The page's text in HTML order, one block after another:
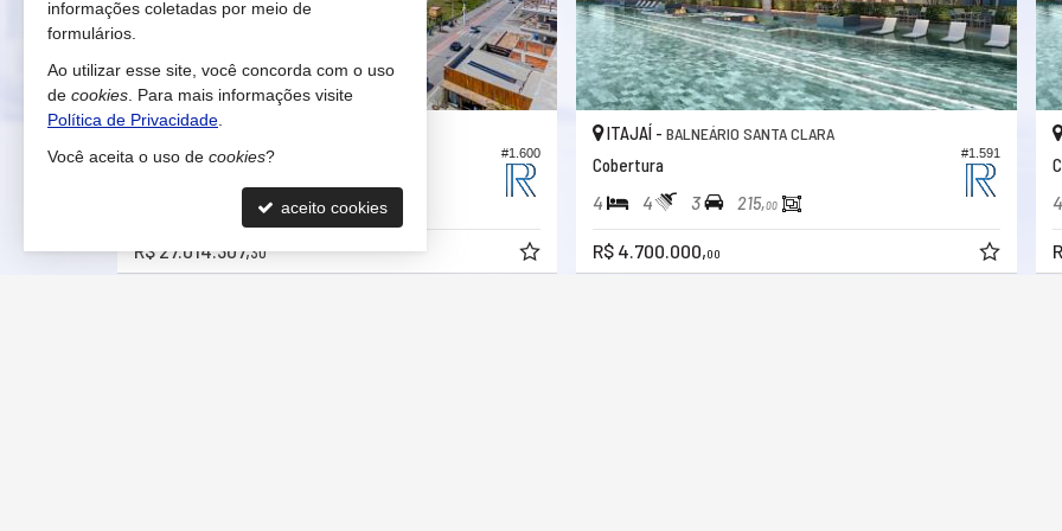
#1.422 #1.600
ITAJAÍ -PRAIA BRAVA
Cobertura
627,35 505,
R$ 27.014.307,30
#1.591
ITAJAÍ -BALNEÁRIO SANTA CLARA
Cobertura
4 4 3 215,00
R$ 4.700.000,00
4
informações coletadas por meio de
formulários.
Ao utilizar esse site, você concorda com o uso
de cookies . Para mais informações visite
Política de Privacidade
Você aceita o uso de cookies?
aceito cookies